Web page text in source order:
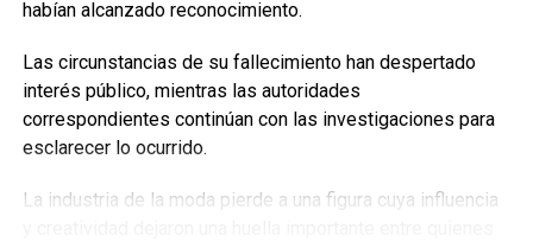
habían alcanzado reconocimiento.
Las circunstancias de su fallecimiento han despertado
interés público, mientras las autoridades
correspondientes continúan con las investigaciones para
esclarecer lo ocurrido.
La industria de la moda pierde a una figura cuya influencia